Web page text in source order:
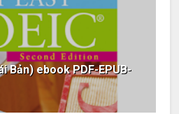
Bản) ebook PDF-EPUB-